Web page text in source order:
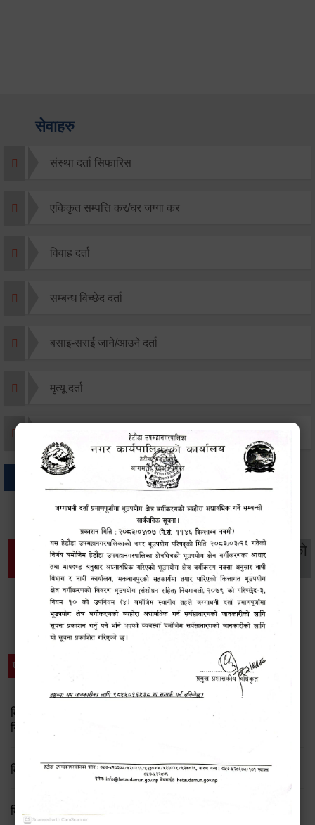
सेवाहरु
संस्था दर्ता सिफारिस
एकिकृत सम्पत्ति कर/घर जग्गा कर
विवाह दर्ता
सम्बन्ध विच्छेद दर्ता
बसाइ-सराई जाने/आउने दर्ता
मृत्यू दर्ता
सामाजिक सुरक्षा तथा
व्यक्तिगत घटना दर्ता
महिला
विकास
वातावरण
सूचनाको
विशेष विवरणहरु
प्रेस नोट
मिति २०८३ जेष्ठ १७ गते बसेको ८३औं नगर कार्यपालिकाको बैठकको
निर्णय
मिति २०८२/८/२१ गते बसेको ७६ औँ कार्यपालिका बैठकका निर्णयहरु
मिति २०८२/८/११ गते बसेको ७५ औँ कार्यपालिका बैठकका निर्णयहरु